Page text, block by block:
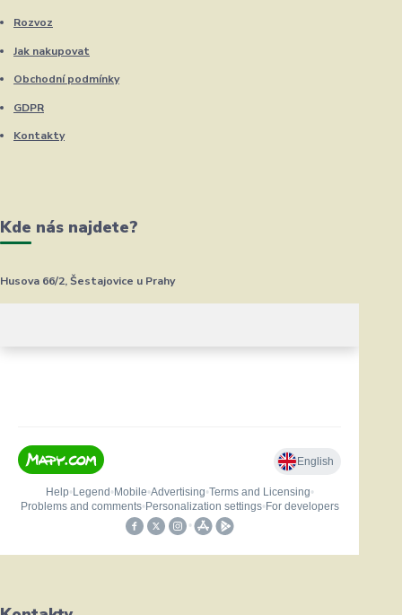
Rozvoz
Jak nakupovat
Obchodní podmínky
GDPR
Kontakty
Kde nás najdete?
Husova 66/2, Šestajovice u Prahy